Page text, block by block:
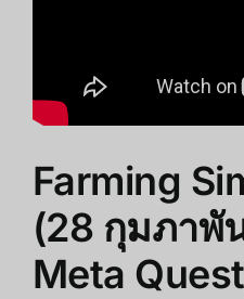
Farming
(28 กุมภาพั
Meta